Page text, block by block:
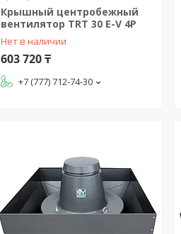
Крышный центробежный
вентилятор TRT 30 E-V 4P
Нет в наличии
603 720 ₸
+7 (777) 712-74-30